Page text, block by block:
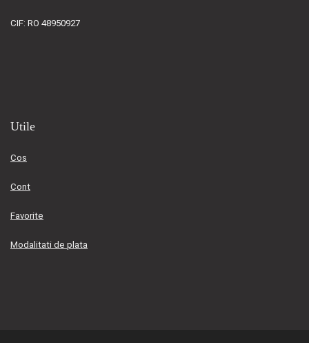
CIF: RO 48950927
Utile
Cos
Cont
Favorite
Modalitati de plata